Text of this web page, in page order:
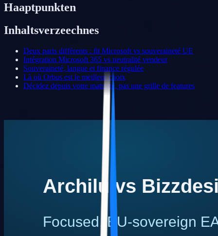
Haaptpunkten
Inhaltsverzeechnes
Deux paris différents : fit Microsoft vs souveraineté UE
Intégration Microsoft 365 vs neutralité vendeur
Souveraineté, langue et finance régulée
Là où Orbus est le meilleur choix
Décidez depuis votre maturité, pas une grille de features